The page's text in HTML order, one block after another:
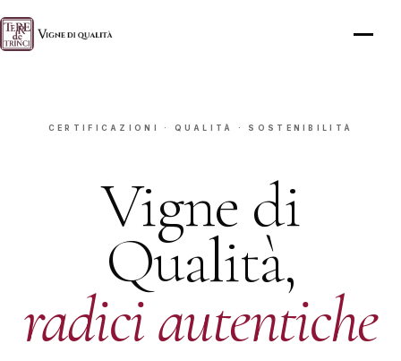
CERTIFICAZIONI · QUALITÀ · SOSTENIBILITÀ
Vigne di
Qualità,
radici autentiche